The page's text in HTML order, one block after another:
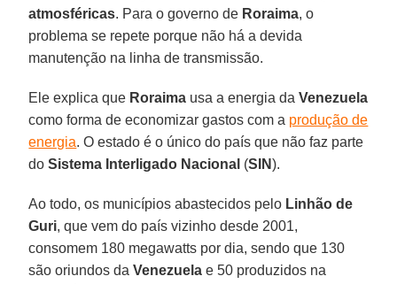
atmosféricas. Para o governo de Roraima, o
problema se repete porque não há a devida
manutenção na linha de transmissão.
Ele explica que Roraima usa a energia daVenezuela
como forma de economizar gastos com a produção de
energia. O estado é o único do país que não faz parte
doSistema Interligado Nacional (SIN).
Ao todo, os municípios abastecidos pelo Linhão de
Guri, que vem do país vizinho desde 2001,
consomem 180 megawatts por dia, sendo que 130
são oriundos daVenezuela e 50 produzidos na